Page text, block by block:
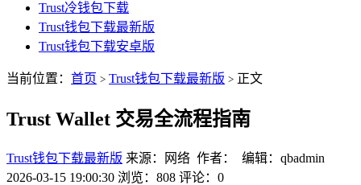
Trust冷钱包下载
Trust钱包下载最新版
Trust钱包下载安卓版
当前位置： 首页 > Trust钱包下载最新版 > 正文
Trust Wallet 交易全流程指南
Trust钱包下载最新版 来源：网络 作者： 编辑：qbadmin
2026-03-15 19:00:30 浏览：808 评论：0